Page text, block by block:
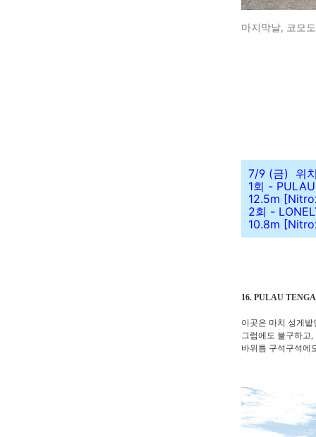
마지막날, 코모
7/9 (금) 위
1회 -
12.5m
2회 -
10.8m
16. PULAU
이곳은 마치 성게
그럼에도 불구하고
바위틈 구석구석에